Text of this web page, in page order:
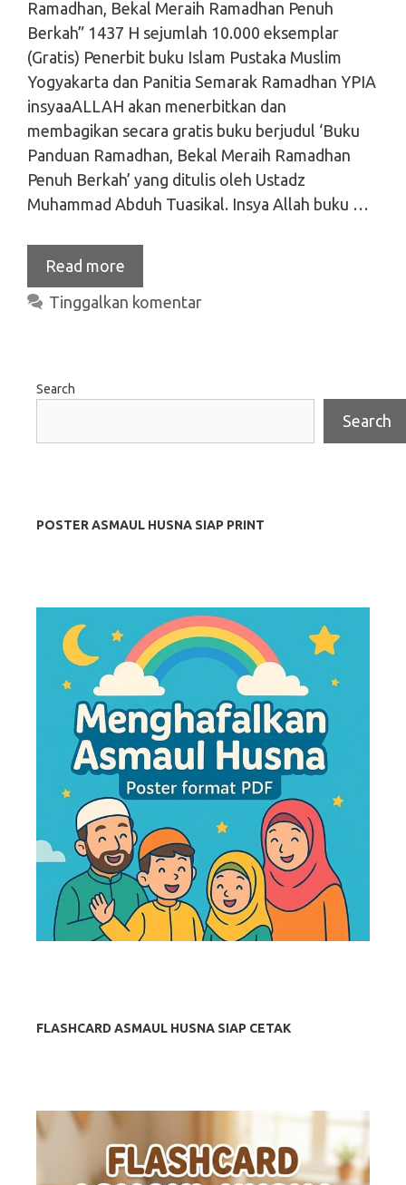
Ramadhan, Bekal Meraih Ramadhan Penuh
Berkah” 1437 H sejumlah 10.000 eksemplar
(Gratis) Penerbit buku Islam Pustaka Muslim
Yogyakarta dan Panitia Semarak Ramadhan YPIA
insyaaALLAH akan menerbitkan dan
membagikan secara gratis buku berjudul ‘Buku
Panduan Ramadhan, Bekal Meraih Ramadhan
Penuh Berkah’ yang ditulis oleh Ustadz
Muhammad Abduh Tuasikal. Insya Allah buku …
Read more
Tinggalkan komentar
Search
Search
POSTER ASMAUL HUSNA SIAP PRINT
FLASHCARD ASMAUL HUSNA SIAP CETAK